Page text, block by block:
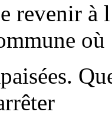
revenir à
où